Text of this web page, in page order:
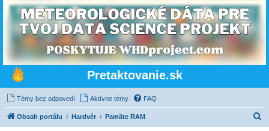
Pretaktovanie.sk
Témy bez odpovedí Aktívne témy FAQ
Obsah portálu Hardvér Pamäte RAM